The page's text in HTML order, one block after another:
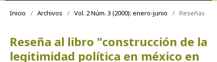
Inicio / Archivos / Vol. 2 Núm. 3 (2000): enero-junio / Reseñas
Reseña al libro "construcción de la
legitimidad política en méxico en